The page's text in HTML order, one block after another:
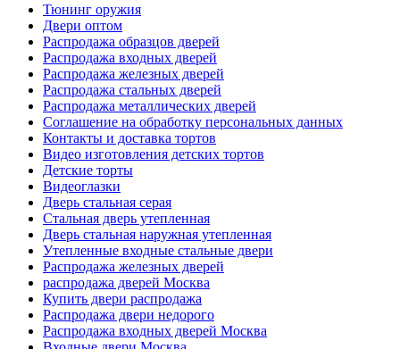
Тюнинг оружия
Двери оптом
Распродажа образцов дверей
Распродажа входных дверей
Распродажа железных дверей
Распродажа стальных дверей
Распродажа металлических дверей
Соглашение на обработку персональных данных
Контакты и доставка тортов
Видео изготовления детских тортов
Детские торты
Видеоглазки
Дверь стальная серая
Стальная дверь утепленная
Дверь стальная наружная утепленная
Утепленные входные стальные двери
Распродажа железных дверей
распродажа дверей Москва
Купить двери распродажа
Распродажа двери недорого
Распродажа входных дверей Москва